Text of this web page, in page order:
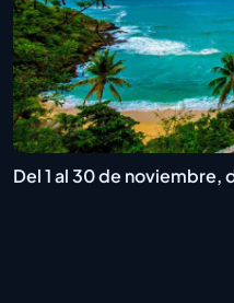
Del 1 al 30 de